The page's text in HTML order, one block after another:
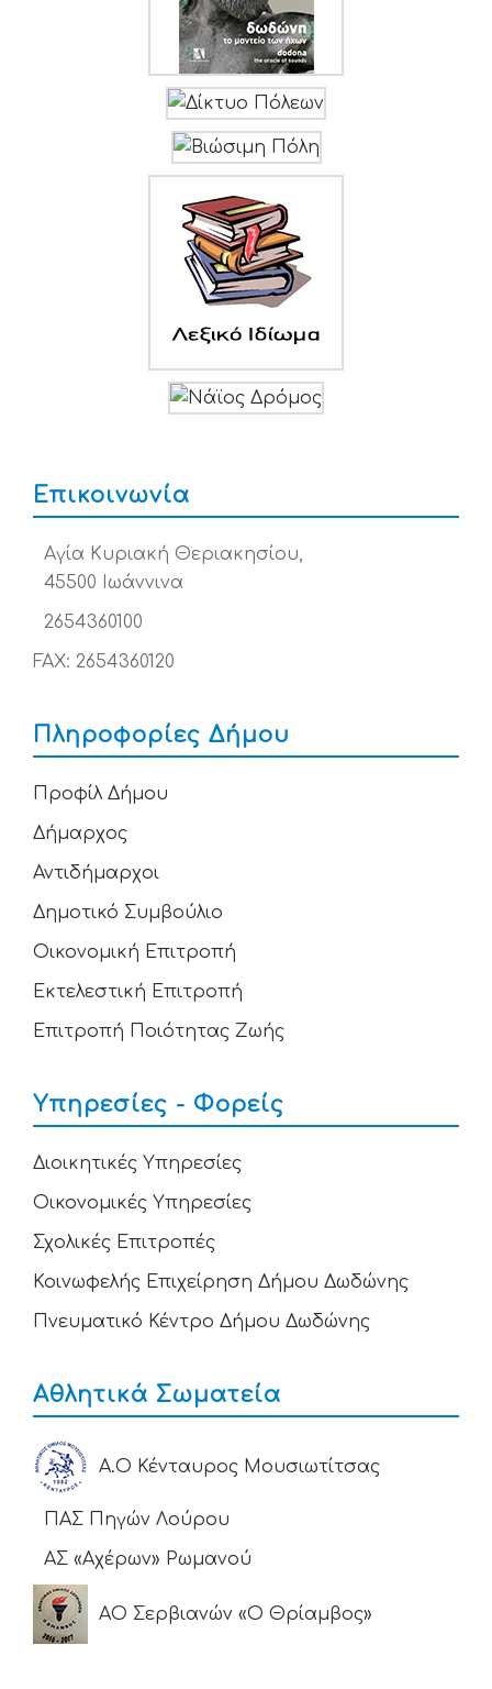
Επικοινωνία
Αγία Κυριακή Θεριακησίου,
45500 Ιωάννινα
2654360100
FAX: 2654360120
Πληροφορίες Δήμου
Προφίλ Δήμου
Δήμαρχος
Αντιδήμαρχοι
Δημοτικό Συμβούλιο
Οικονομική Επιτροπή
Εκτελεστική Επιτροπή
Επιτροπή Ποιότητας Ζωής
Υπηρεσίες - Φορείς
Διοικητικές Υπηρεσίες
Οικονομικές Υπηρεσίες
Σχολικές Επιτροπές
Κοινωφελής Επιχείρηση Δήμου Δωδώνης
Πνευματικό Κέντρο Δήμου Δωδώνης
Αθλητικά Σωματεία
Α.Ο Κένταυρος Μουσιωτίτσας
ΠΑΣ Πηγών Λούρου
ΑΣ «Αχέρων» Ρωμανού
ΑΟ Σερβιανών «Ο Θρίαμβος»